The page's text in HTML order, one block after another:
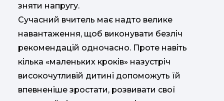
зняти напругу.
Сучасний вчитель має надто велике
навантаження, щоб виконувати безліч
рекомендацій одночасно. Проте навіть
кілька «маленьких кроків» назустріч
високочутливій дитині допоможуть їй
впевненіше зростати, розвивати свої